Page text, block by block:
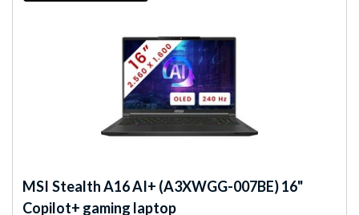
MSI Stealth A16 AI+ (A3XWGG-007BE) 16"
Copilot+ gaming laptop